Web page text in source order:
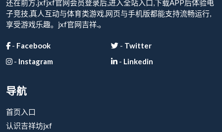
还在前方.jxfjxf官网会员登录后,进入全站入口,下载APP后体验电
子竞技,真人互动与体育类游戏,网页与手机版都能支持流畅运行,
享受游戏乐趣。jxf官网吉祥.。
- Facebook - Twitter
- Instagram - Linkedin
导航
首页入口
认识吉祥坊jxf